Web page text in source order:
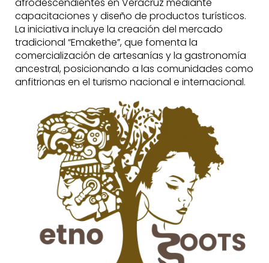
capacitaciones y diseño de productos turísticos.
La iniciativa incluye la creación del mercado
tradicional “Emakethe”, que fomenta la
comercialización de artesanías y la gastronomía
ancestral, posicionando a las comunidades como
anfitrionas en el turismo nacional e internacional.